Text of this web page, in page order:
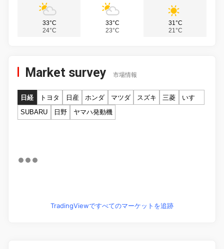
33°C
24°C
33°C
23°C
31°C
21°C
Market survey 市場情報
日経 トヨタ 日産 ホンダ マツダ スズキ 三菱
いすゞ
SUBARU
日野 ヤマハ発動機
TradingViewですべてのマーケットを追跡